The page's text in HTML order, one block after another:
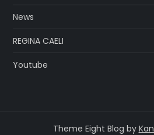
News
REGINA CAELI
Youtube
Theme Eight Blog by